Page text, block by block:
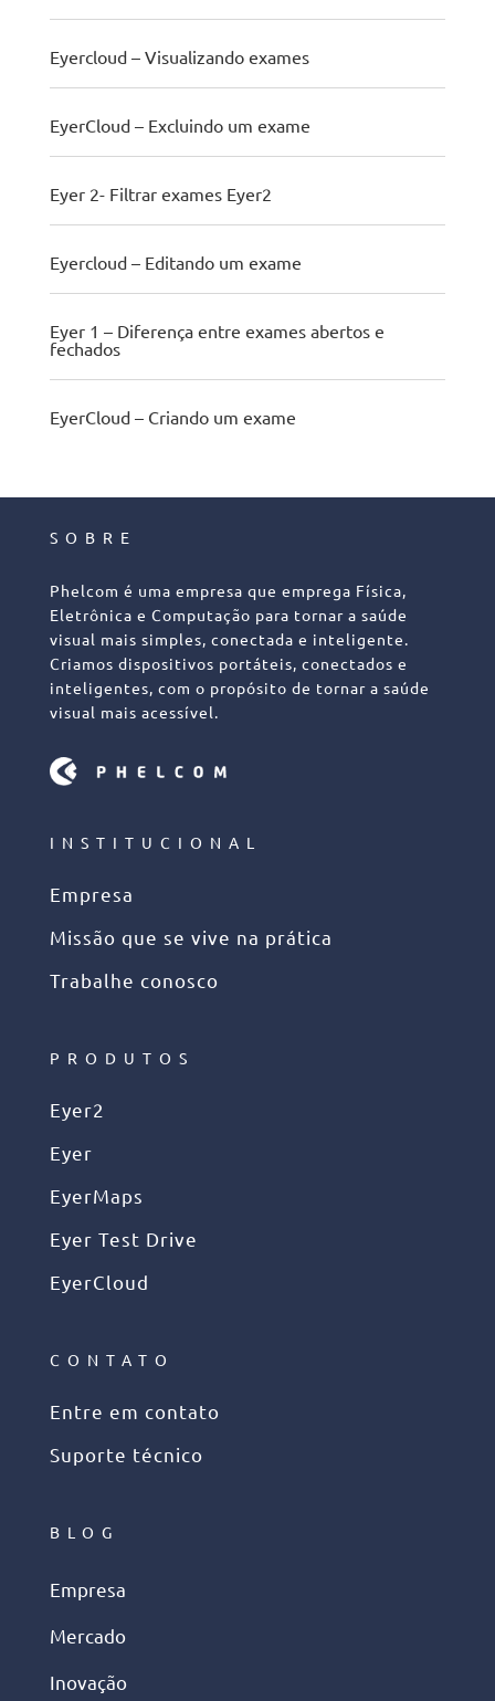
Eyercloud – Visualizando exames
EyerCloud – Excluindo um exame
Eyer 2- Filtrar exames Eyer2
Eyercloud – Editando um exame
Eyer 1 – Diferença entre exames abertos e
fechados
EyerCloud – Criando um exame
SOBRE
Phelcom é uma empresa que emprega Física,
Eletrônica e Computação para tornar a saúde
visual mais simples, conectada e inteligente.
Criamos dispositivos portáteis, conectados e
inteligentes, com o propósito de tornar a saúde
visual mais acessível.
INSTITUCIONAL
Empresa
Missão que se vive na prática
Trabalhe conosco
PRODUTOS
Eyer2
Eyer
EyerMaps
Eyer Test Drive
EyerCloud
CONTATO
Entre em contato
Suporte técnico
BLOG
Empresa
Mercado
Inovação